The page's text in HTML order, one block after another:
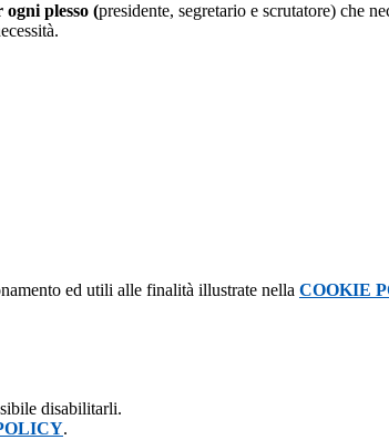
plesso (presidente, segretario e scrutatore) che
ed utili alle finalità illustrate nella COOKIE
disabilitarli.
.